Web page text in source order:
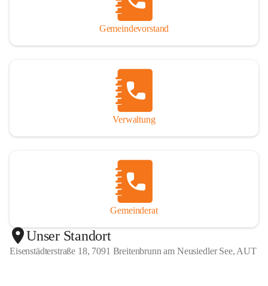
Gemeindevorstand
Verwaltung
Gemeinderat
Unser Standort
Eisenstädterstraße 18, 7091 Breitenbrunn am Neusiedler See, AUT